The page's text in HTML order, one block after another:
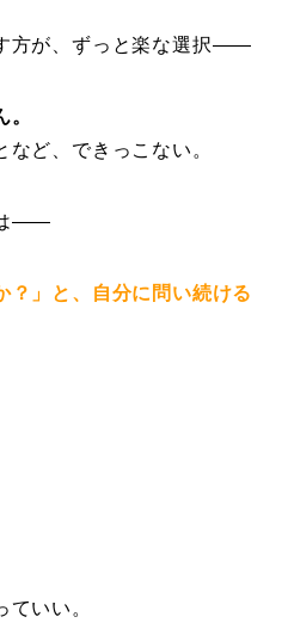
方が、ずっと楽な選択——
ど、できっこない。
——
？」と、自分に問い続ける
いい。